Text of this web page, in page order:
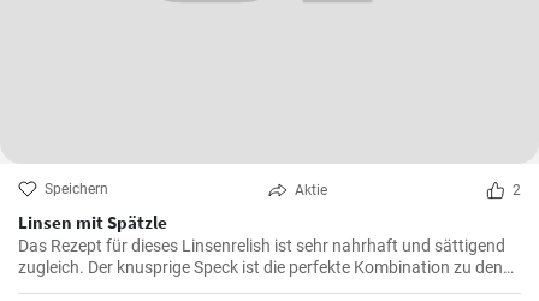
Speichern Aktie 2
Linsen mit Spätzle
Das Rezept für dieses Linsenrelish ist sehr nahrhaft und sättigend
zugleich. Der knusprige Speck ist die perfekte Kombination zu den
Linsen, dem Gemüse und den Spätzle.